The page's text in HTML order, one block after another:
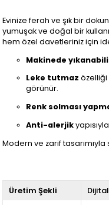
Evinize ferah ve şık bir
yumuşak ve doğal bir
hem özel davetleriniz için
Makinede
Leke tutmaz özelliği
görünür.
Renk solması
Anti-alerjik
Modern ve zarif
Üretim Şekli